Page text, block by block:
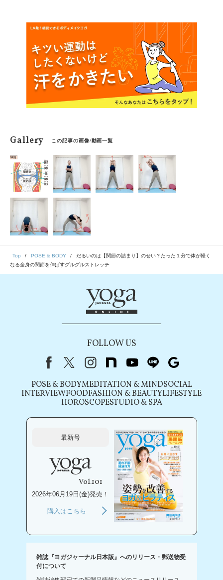
Gallery この記事の画像/動画一覧
Top POSE & BODY
だるいのは【関節の詰まり】のせい？たった１分で体が軽く
なる全身の関節を伸ばすグルグルストレッチ
FOLLOW US
FacebookX（旧Twitter）
instagram
note youtubeline
POSE & BODYMEDITATION & MINDSOCIAL
INTERVIEWFOODFASHION & BEAUTYLIFESTYLE
HOROSCOPESTUDIO & SPA
最新号
Vol.101
2026年06月19日(金)発売！
購入はこちら
雑誌『ヨガジャーナル日本版』へのリリース・郵送物受
付について